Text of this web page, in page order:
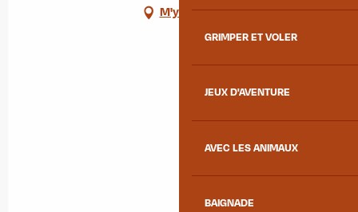
GRIMPER ET VOLER
JEUX D'AVENTURE
AVEC LES ANIMAUX
BAIGNADE
M'y rendre